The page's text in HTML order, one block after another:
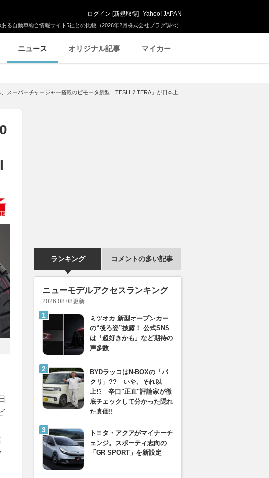
る自動車総合情報サイト5社との比較（2026年2月株式会社プラグ調べ）
ログイン [新規取得] Yahoo! JAPAN
ニュース オリジナル記事 マイカー
スーパーチャージャー搭載のビモータ新型「TESI H2 TERA」が日本上
ランキング コメントの多い記事
ニューモデルアクセスランキング
2026.08.08更新
ミツオカ 新型オープンカー
の“後ろ姿”披露！ 公式SNS
は「超好きかも」など期待の
声多数
BYDラッコはN-BOXの「パ
クリ」?? いや、それ以
上!? 辛口"正直"評論家が徹
底チェックして分かった隠れ
た真価!!
トヨタ・アクアがマイナーチ
ェンジ。スポーティ志向の
「GR SPORT」を新設定